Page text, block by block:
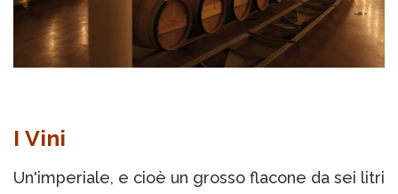
I Vini
Un'imperiale, e cioè un grosso flacone da sei litri